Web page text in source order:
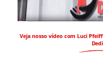
Veja nosso vídeo com Luci